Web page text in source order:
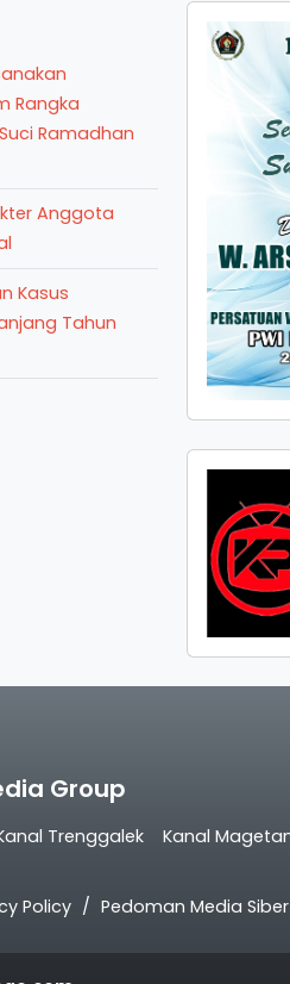
Rangka
Ramadhan
Anggota
Kasus
Tahun
Group
Trenggalek Kanal
Policy Pedoman Media Siber